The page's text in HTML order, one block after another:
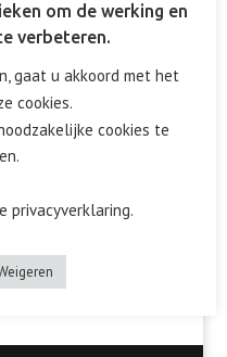
om de werking en
verbeteren.
gaat u akkoord met het
cookies.
cookies te
privacyverklaring.